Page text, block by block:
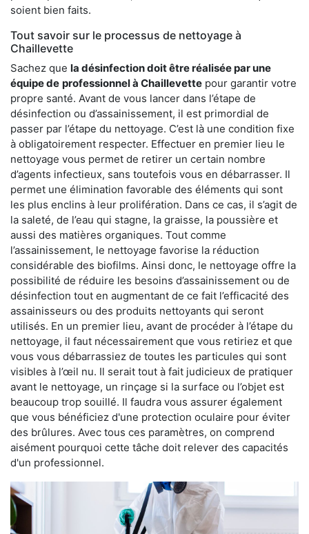
soient bien faits.
Tout savoir sur le processus de nettoyage à
Chaillevette
Sachez que la désinfection doit être réalisée par une
équipe de professionnel à Chaillevette pour garantir votre
propre santé. Avant de vous lancer dans l’étape de
désinfection ou d’assainissement, il est primordial de
passer par l’étape du nettoyage. C’est là une condition fixe
à obligatoirement respecter. Effectuer en premier lieu le
nettoyage vous permet de retirer un certain nombre
d’agents infectieux, sans toutefois vous en débarrasser. Il
permet une élimination favorable des éléments qui sont
les plus enclins à leur prolifération. Dans ce cas, il s’agit de
la saleté, de l’eau qui stagne, la graisse, la poussière et
aussi des matières organiques. Tout comme
l’assainissement, le nettoyage favorise la réduction
considérable des biofilms. Ainsi donc, le nettoyage offre la
possibilité de réduire les besoins d’assainissement ou de
désinfection tout en augmentant de ce fait l’efficacité des
assainisseurs ou des produits nettoyants qui seront
utilisés. En un premier lieu, avant de procéder à l’étape du
nettoyage, il faut nécessairement que vous retiriez et que
vous vous débarrassiez de toutes les particules qui sont
visibles à l’œil nu. Il serait tout à fait judicieux de pratiquer
avant le nettoyage, un rinçage si la surface ou l’objet est
beaucoup trop souillé. Il faudra vous assurer également
que vous bénéficiez d'une protection oculaire pour éviter
des brûlures. Avec tous ces paramètres, on comprend
aisément pourquoi cette tâche doit relever des capacités
d'un professionnel.